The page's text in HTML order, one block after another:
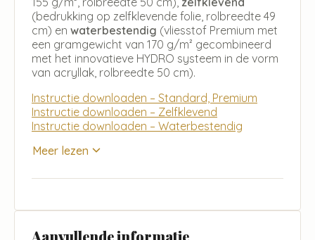
(bedrukking op zelfklevende folie, rolbreedte 49
cm) en waterbestendig (vliesstof Premium met
een gramgewicht van 170 g/m² gecombineerd
met het innovatieve HYDRO systeem in de vorm
van acryllak, rolbreedte 50 cm).
Instructie downloaden – Standard, Premium
Instructie downloaden – Zelfklevend
Instructie downloaden – Waterbestendig
Meer lezen
Aanvullende informatie